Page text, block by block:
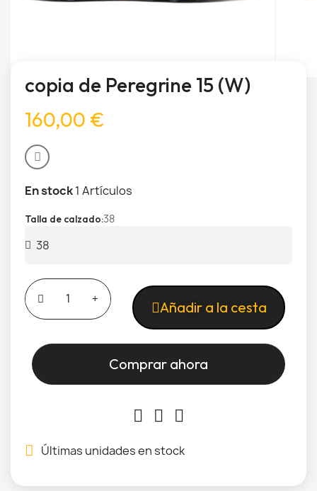
copia de Peregrine 15 (W)
160,00 €
En stock1 Artículos
Talla de calzado 38
Añadir a la cesta
Comprar ahora
Últimas unidades en stock